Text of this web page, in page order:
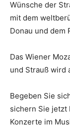
Wünsche der
mit dem
Donau und dem
Das Wiener
und Strauß wird
Begeben Sie
sichern Sie jetzt
Konzerte im